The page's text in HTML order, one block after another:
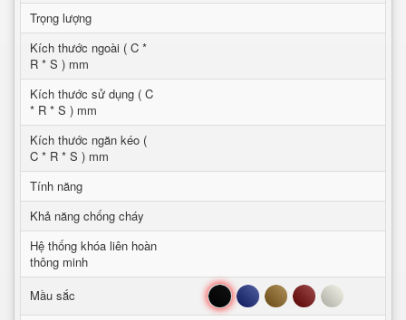
Trọng lượng
Kích thước ngoài ( C *
R * S ) mm
Kích thước sử dụng ( C
* R * S ) mm
Kích thước ngăn kéo (
C * R * S ) mm
Tính năng
Khả năng chống cháy
Hệ thống khóa liên hoàn
thông minh
Mầu sắc
Đen Xanh Nâu Đỏ Trắng